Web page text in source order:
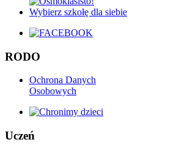
RODO
Ochrona Danych
Osobowych
Uczeń